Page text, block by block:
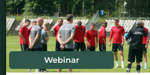
Webinar